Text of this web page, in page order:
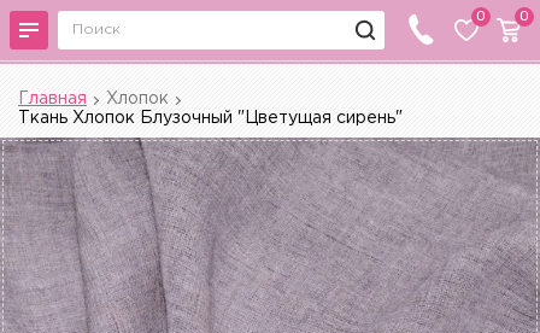
0 0
Главная
Хлопок
Ткань Хлопок Блузочный "Цветущая сирень"